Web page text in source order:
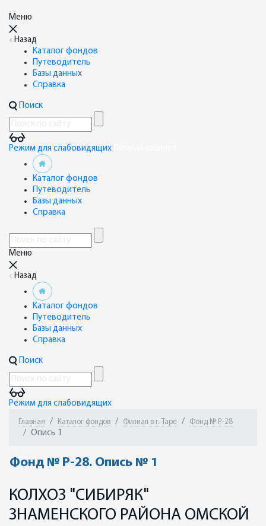
Меню
Назад
Каталог фондов
Путеводитель
Базы данных
Справка
Поиск
Режим для слабовидящих
Каталог фондов
Путеводитель
Базы данных
Справка
Меню
Назад
Каталог фондов
Путеводитель
Базы данных
Справка
Поиск
Режим для слабовидящих
Главная Каталог фондов Филиал в г. Таре Фонд № Р-28
Опись 1
Фонд № Р-28. Опись № 1
КОЛХОЗ "СИБИРЯК"
ЗНАМЕНСКОГО РАЙОНА ОМСКОЙ